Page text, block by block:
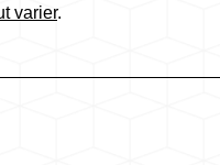
varier.